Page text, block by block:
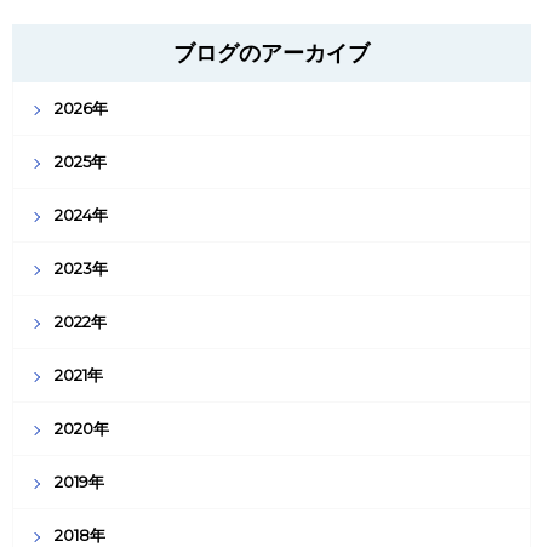
ブログのアーカイブ
2026年
2025年
2024年
2023年
2022年
2021年
2020年
2019年
2018年